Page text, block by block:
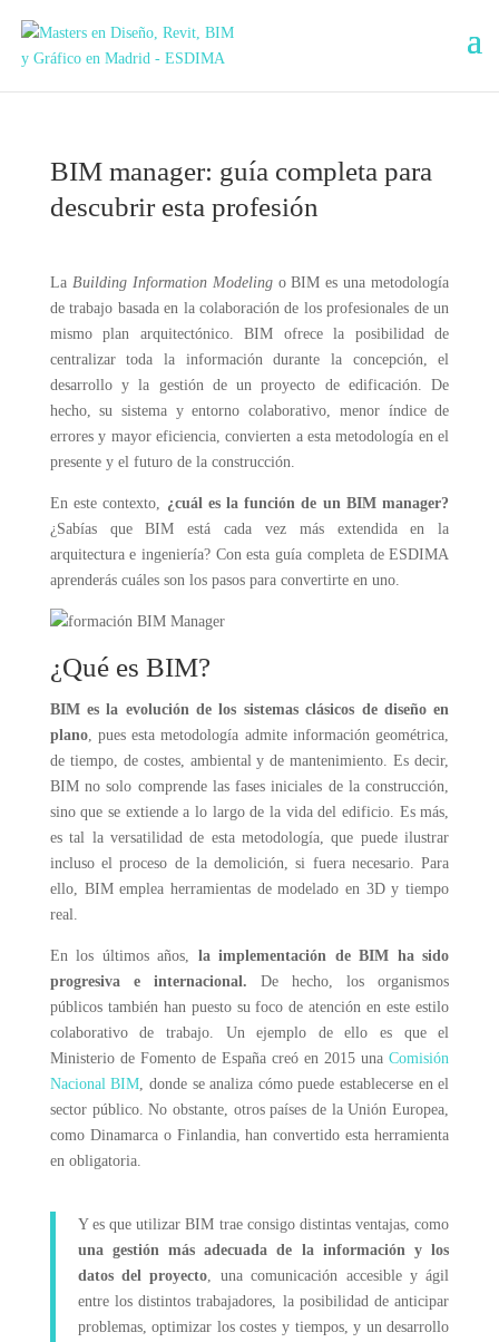
BIM manager: guía completa para
descubrir esta profesión
La Building Information Modelingo BIM es una metodología
de trabajo basada en la colaboración de los profesionales de un
mismo plan arquitectónico. BIM ofrece la posibilidad de
centralizar toda la información durante la concepción, el
desarrollo y la gestión de un proyecto de edificación. De
hecho, su sistema y entorno colaborativo, menor índice de
errores y mayor eficiencia, convierten a esta metodología en el
presente y el futuro de la construcción.
En este contexto, ¿cuál es la función de un BIM manager?
¿Sabías que BIM está cada vez más extendida en la
arquitectura e ingeniería? Con esta guía completa de ESDIMA
aprenderás cuáles son los pasos para convertirte en uno.
¿Qué es BIM?
BIM es la evolución de los sistemas clásicos de diseño en
plano, pues esta metodología admite información geométrica,
de tiempo, de costes, ambiental y de mantenimiento. Es decir,
BIM no solo comprende las fases iniciales de la construcción,
sino que se extiende a lo largo de la vida del edificio. Es más,
es tal la versatilidad de esta metodología, que puede ilustrar
incluso el proceso de la demolición, si fuera necesario. Para
ello, BIM emplea herramientas de modelado en 3D y tiempo
real.
En los últimos años, la implementación de BIM ha sido
progresiva e internacional. De hecho, los organismos
públicos también han puesto su foco de atención en este estilo
colaborativo de trabajo. Un ejemplo de ello es que el
Ministerio de Fomento de España creó en 2015 unaComisión
Nacional BIM, donde se analiza cómo puede establecerse en el
sector público. No obstante, otros países de la Unión Europea,
como Dinamarca o Finlandia, han convertido esta herramienta
en obligatoria.
Y es que utilizar BIM trae consigo distintas ventajas, como
una gestión más adecuada de la información y los
datos del proyecto, una comunicación accesible y ágil
entre los distintos trabajadores, la posibilidad de anticipar
problemas, optimizar los costes y tiempos, y un desarrollo